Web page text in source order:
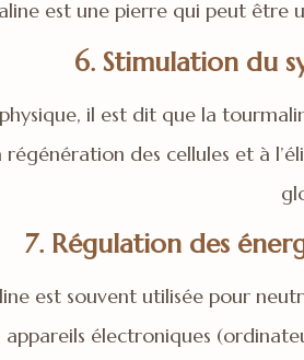
est une pierre qui peut être
6. Stimulation du
il est dit que la
des cellules et à
7. Régulation des
est souvent utilisée pour
appareils électroniques